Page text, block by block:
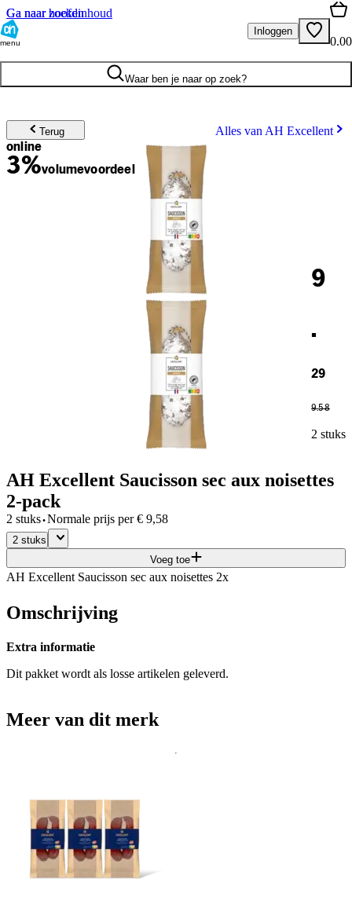
Ga naar hoofdinhoud
Ga naar zoeken
menu
Inloggen
0.00
Waar ben je naar op zoek?
Terug Alles van AH Excellent
online
3%volumevoordeel
9
.
29
9.58
2 stuks
AH Excellent Saucisson sec aux noisettes
2-pack
2 stuks·Normale prijs per € 9,58
2 stuks
Voeg toe
AH Excellent Saucisson sec aux noisettes 2x
Omschrijving
Extra informatie
Dit pakket wordt als losse artikelen geleverd.
Meer van dit merk